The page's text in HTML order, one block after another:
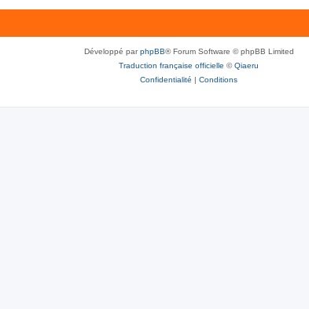
Développé parphpBB® Forum Software © phpBB Limited
Traduction française officielle ©Qiaeru
Confidentialité | Conditions